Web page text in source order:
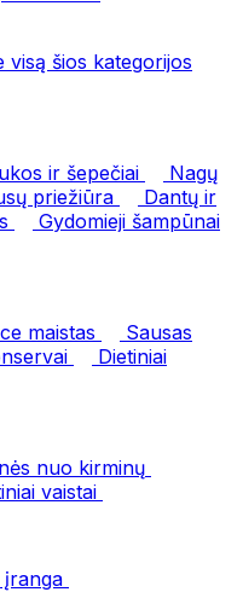
visą šios kategorijos
ir šepečiai
Nagų
priežiūra
Dantų ir
Gydomieji šampūnai
maistas
Sausas
Dietiniai
nuo kirminų
vaistai
įranga